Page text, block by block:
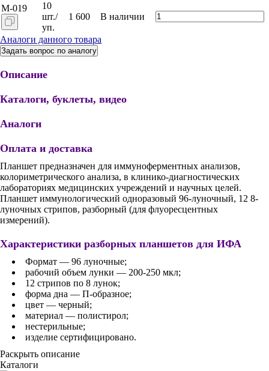
М-019
10
шт./
уп.
1 600 В наличии
Аналоги данного товара
Задать вопрос по аналогу
Описание
Каталоги, буклеты, видео
Аналоги
Оплата и доставка
Планшет предназначен для иммуноферментных анализов,
колориметрического анализа, в клинико-диагностических
лабораториях медицинских учреждений и научных целей.
Планшет иммунологический одноразовый 96-луночный, 12 8-
луночных стрипов, разборный (для флуоресцентных
измерений).
Характеристики разборных планшетов для ИФА
Формат — 96 луночные;
рабочий объем лунки — 200-250 мкл;
12 стрипов по 8 лунок;
форма дна — П-образное;
цвет — черный;
материал — полистирол;
нестерильные;
изделие сертифицировано.
Раскрыть описание
Каталоги